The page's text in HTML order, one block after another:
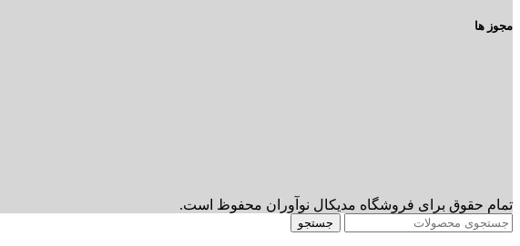
مجوز ها
تمام حقوق برای فروشگاه مدیکال نوآوران محفوظ است.
جستجو